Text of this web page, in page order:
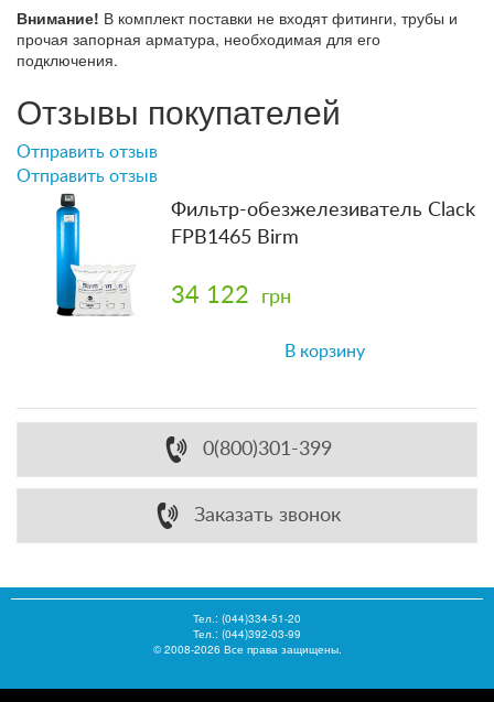
Внимание! В комплект поставки не входят фитинги, трубы и
прочая запорная арматура, необходимая для его
подключения.
Отзывы покупателей
Отправить отзыв
Отправить отзыв
Фильтр-обезжелезиватель Clack
FPB1465 Birm
34 122 грн
В корзину
0(800)301-399
Заказать звонок
Тел.: (044)334-51-20
Тел.: (044)392-03-99
© 2008-2026 Все права защищены.